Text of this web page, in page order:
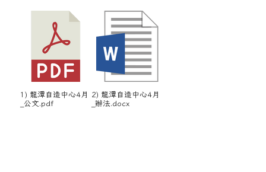
1) 龍潭自造中心4月
_公文.pdf
2) 龍潭自造中心4月
_辦法.docx